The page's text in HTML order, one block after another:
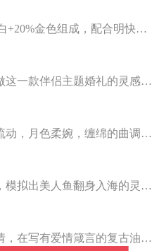
整场婚礼色调以40%的绿+40%的白+20%金色组成，配合明快的色调流露出生机盎然，既维持极简线条设计感，又巧妙把握住视觉情绪。
陪伴是长情的告白，这句话是我做这一款伴侣主题婚礼的灵感。今年大热的珊瑚橙带来了一如陪伴的温暖和细腻，半圆为载体的发光情侣头像深情对望，一起组成完整的圆环，一如初见时的美好，又似陪伴一生的美满。
灵感源于灵动的月夜之曲。星河流动，月色柔婉，缠绵的曲调自花叶间隐隐传来，撩人心弦。
从美学和立体学展现空间存在感，模拟出美人鱼翻身入海的灵动意韵，将视觉效果铺延至海平面，既交织出柔和梦幻质感，又如浪花般波光伏动，熠熠闪耀。
灵感源于浪漫清新的法国南部风情，在写有爱情箴言的复古油画卷轴前，互诉诺言，相守一生。